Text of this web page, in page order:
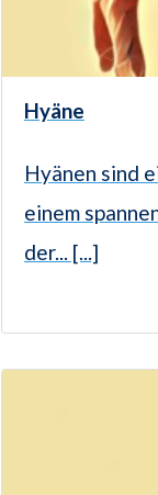
Hyäne
Hyänen sind
einem
der... [...]